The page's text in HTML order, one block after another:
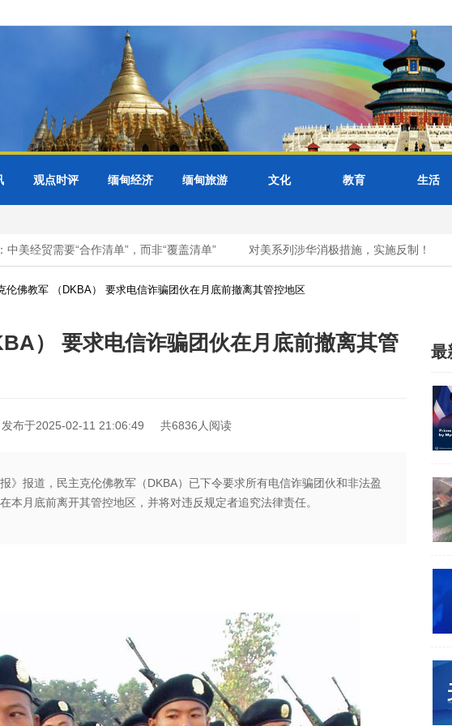
观点时评 缅甸经济 缅甸旅游 文化 教育 生活
美经贸需要“合作清单”，而非“覆盖清单” 对美系列涉华消极措施，实施反制！
伦佛教军 （DKBA） 要求电信诈骗团伙在月底前撤离其管控地区
） 要求电信诈骗团伙在月底前撤离其管
发布于2025-02-11 21:06:49 共6836人阅读
》报道，民主克伦佛教军（DKBA）已下令要求所有电信诈骗团伙和非法盈
本月底前离开其管控地区，并将对违反规定者追究法律责任。
最